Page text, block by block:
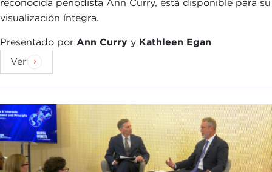
reconocida periodista Ann Curry, está disponible para su
visualización íntegra.
Presentado por Ann Curry y Kathleen Egan
Ver